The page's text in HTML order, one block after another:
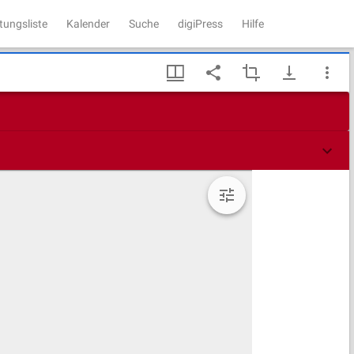
Kalender Suche digiPress Hilfe